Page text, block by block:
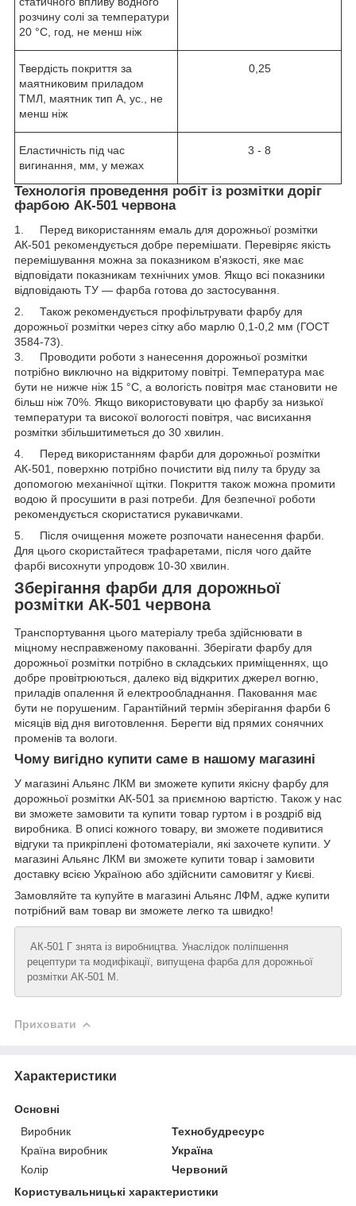
розчину солі за температури
20 °C, год, не менш ніж
Твердість покриття за
маятниковим приладом
ТМЛ, маятник тип А, ус., не
менш ніж
0,25
Еластичність під час
вигинання, мм, у межах
3 - 8
Технологія проведення робіт із розмітки доріг
фарбою АК-501 червона
1. Перед використанням емаль для дорожньої розмітки
АК-501 рекомендується добре перемішати. Перевіряє якість
перемішування можна за показником в'язкості, яке має
відповідати показникам технічних умов. Якщо всі показники
відповідають ТУ — фарба готова до застосування.
2. Також рекомендується профільтрувати фарбу для
дорожньої розмітки через сітку або марлю 0,1-0,2 мм (ГОСТ
3584-73).
3. Проводити роботи з нанесення дорожньої розмітки
потрібно виключно на відкритому повітрі. Температура має
бути не нижче ніж 15 °C, а вологість повітря має становити не
більш ніж 70%. Якщо використовувати цю фарбу за низької
температури та високої вологості повітря, час висихання
розмітки збільшитиметься до 30 хвилин.
4. Перед використанням фарби для дорожньої розмітки
АК-501, поверхню потрібно почистити від пилу та бруду за
допомогою механічної щітки. Покриття також можна промити
водою й просушити в разі потреби. Для безпечної роботи
рекомендується скористатися рукавичками.
5. Після очищення можете розпочати нанесення фарби.
Для цього скористайтеся трафаретами, після чого дайте
фарбі висохнути упродовж 10-30 хвилин.
Зберігання фарби для дорожньої
розмітки АК-501 червона
Транспортування цього матеріалу треба здійснювати в
міцному несправженому пакованні. Зберігати фарбу для
дорожньої розмітки потрібно в складських приміщеннях, що
добре провітрюються, далеко від відкритих джерел вогню,
приладів опалення й електрообладнання. Паковання має
бути не порушеним. Гарантійний термін зберігання фарби 6
місяців від дня виготовлення. Берегти від прямих сонячних
променів та вологи.
Чому вигідно купити саме в нашому магазині
У магазині Альянс ЛКМ ви зможете купити якісну фарбу для
дорожньої розмітки АК-501 за приємною вартістю. Також у нас
ви зможете замовити та купити товар гуртом і в роздріб від
виробника. В описі кожного товару, ви зможете подивитися
відгуки та прикріплені фотоматеріали, які захочете купити. У
магазині Альянс ЛКМ ви зможете купити товар і замовити
доставку всією Україною або здійснити самовитяг у Києві.
Замовляйте та купуйте в магазині Альянс ЛФМ, адже купити
потрібний вам товар ви зможете легко та швидко!
АК-501 Г знята із виробництва. Унаслідок поліпшення
рецептури та модифікації, випущена фарба для дорожньої
розмітки АК-501 М.
Приховати
Характеристики
Основні
Виробник
Технобудресурс
Країна виробник
Україна
Колір
Червоний
Користувальницькі характеристики